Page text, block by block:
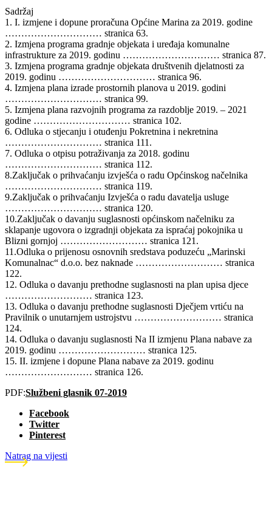
Sadržaj
1. I. izmjene i dopune proračuna Općine Marina za 2019. godine
………………………… stranica 63.
2. Izmjena programa gradnje objekata i uređaja komunalne
infrastrukture za 2019. godinu ………………………… stranica 87.
3. Izmjena programa gradnje objekata društvenih djelatnosti za
2019. godinu ………………………… stranica 96.
4. Izmjena plana izrade prostornih planova u 2019. godini
………………………… stranica 99.
5. Izmjena plana razvojnih programa za razdoblje 2019. – 2021
godine ………………………… stranica 102.
6. Odluka o stjecanju i otuđenju Pokretnina i nekretnina
………………………… stranica 111.
7. Odluka o otpisu potraživanja za 2018. godinu
………………………… stranica 112.
8.Zaključak o prihvaćanju izvješća o radu Općinskog načelnika
………………………… stranica 119.
9.Zaključak o prihvaćanju Izvješća o radu davatelja usluge
………………………… stranica 120.
10.Zaključak o davanju suglasnosti općinskom načelniku za
sklapanje ugovora o izgradnji objekata za ispraćaj pokojnika u
Blizni gornjoj ……………………… stranica 121.
11.Odluka o prijenosu osnovnih sredstava poduzeću „Marinski
Komunalnac“ d.o.o. bez naknade ……………………… stranica
122.
12. Odluka o davanju prethodne suglasnosti na plan upisa djece
……………………… stranica 123.
13. Odluka o davanju prethodne suglasnosti Dječjem vrtiću na
Pravilnik o unutarnjem ustrojstvu ……………………… stranica
124.
14. Odluka o davanju suglasnosti Na II izmjenu Plana nabave za
2019. godinu ……………………… stranica 125.
15. II. izmjene i dopune Plana nabave za 2019. godinu
……………………… stranica 126.
PDF:Službeni glasnik 07-2019
Facebook
Twitter
Pinterest
Natrag na vijesti